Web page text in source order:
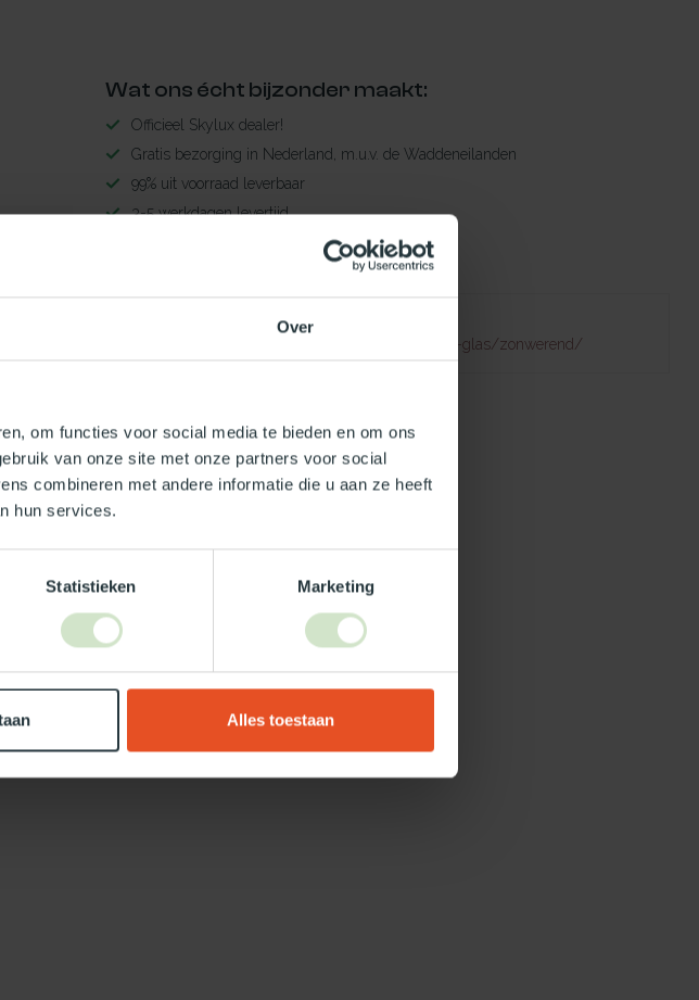
Over
om functies voor social media te bieden en om ons
van onze site met onze partners voor social
combineren met andere informatie die u aan ze heeft
hun services.
Statistieken Marketing
Alles toestaan
Wat ons écht bijzonder maakt:
Officieel Skylux dealer!
Gratis bezorging in Nederland, m.u.v. de Waddeneilanden
99% uit voorraad leverbaar
3-5 werkdagen levertijd
Maak jouw bestelling compleet!
TypeError: Failed to fetch
https://www.natuurlijklicht.nl/platdakramen/type-glas/zonwerend/